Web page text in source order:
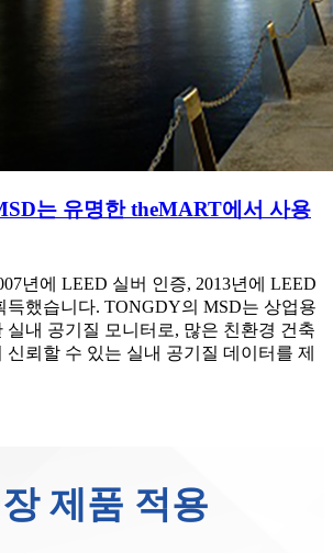
는 유명한 theMART에서 사용
년에 LEED 실버 인증, 2013년에 LEED
득했습니다. TONGDY의 MSD는 상업용
실내 공기질 모니터로, 많은 친환경 건축
신뢰할 수 있는 실내 공기질 데이터를 제
제품 적용